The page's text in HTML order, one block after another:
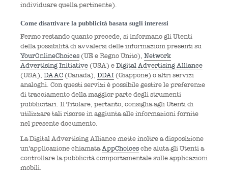
individuare quella pertinente).
Come disattivare la pubblicità basata sugli interessi
Fermo restando quanto precede, si informano gli Utenti
della possibilità di avvalersi delle informazioni presenti su
YourOnlineChoices (UE e Regno Unito), Network
Advertising Initiative (USA) eDigital Advertising Alliance
(USA), DAAC (Canada), DDAI (Giappone) o altri servizi
analoghi. Con questi servizi è possibile gestire le preferenze
di tracciamento della maggior parte degli strumenti
pubblicitari. Il Titolare, pertanto, consiglia agli Utenti di
utilizzare tali risorse in aggiunta alle informazioni fornite
nel presente documento.
La Digital Advertising Alliance mette inoltre a disposizione
un’applicazione chiamataAppChoicesche aiuta gli Utenti a
controllare la pubblicità comportamentale sulle applicazioni
mobili.